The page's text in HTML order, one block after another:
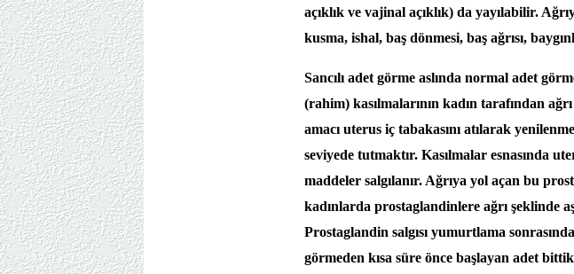
açıklık ve vajinal açıklık) da yayılabilir.
kusma, ishal, baş dönmesi, baş ağrısı,
Sancılı adet görme aslında normal adet
(rahim) kasılmalarının kadın tarafından
amacı uterus iç tabakasını atılarak
seviyede tutmaktır. Kasılmalar esnasında
maddeler salgılanır. Ağrıya yol açan bu
kadınlarda prostaglandinlere ağrı şeklinde
Prostaglandin salgısı yumurtlama
görmeden kısa süre önce başlayan adet